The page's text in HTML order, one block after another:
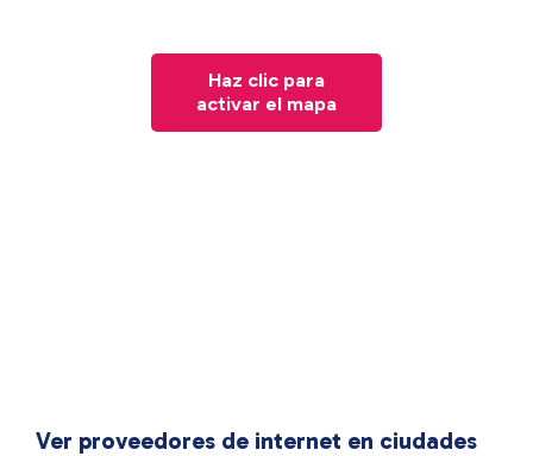
Haz clic para
activar el mapa
Ver proveedores de internet en ciudades